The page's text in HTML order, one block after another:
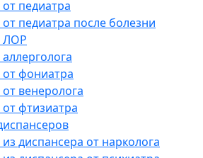
педиатра
педиатра после болезни
ЛОР
от фониатра
венеролога
фтизиатра
диспансера от нарколога